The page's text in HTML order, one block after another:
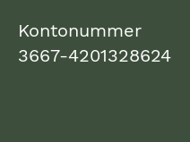
Kontonummer
3667-4201328624